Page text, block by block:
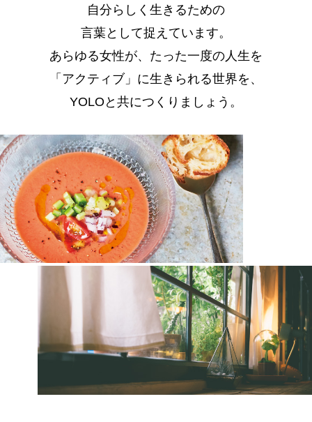
自分らしく生きるための
言葉として捉えています。
あらゆる女性が、たった一度の人生を
「アクティブ」に生きられる世界を、
YOLOと共につくりましょう。